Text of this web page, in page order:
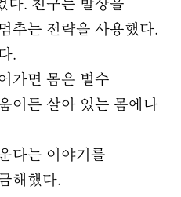
다. 친구는 발상을
추는 전략을 사용했다.
.
면 몸은 별수
이든 살아 있는 몸에나
는 이야기를
해했다.